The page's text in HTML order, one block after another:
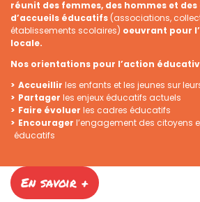
réunit des femmes, des hommes et
d’accueils éducatifs (associations,
établissements scolaires) oeuvrant pour
locale.
Nos orientations pour l’action
Accueillir les enfants et les jeunes sur
Partager les enjeux éducatifs actuels
Faire évoluer les cadres éducatifs
Encourager l’engagement des citoyens
éducatifs
En savoir +